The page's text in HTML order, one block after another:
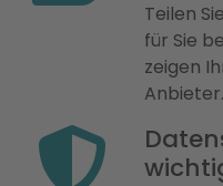
Teilen
für Sie
zeigen
Anbieter.